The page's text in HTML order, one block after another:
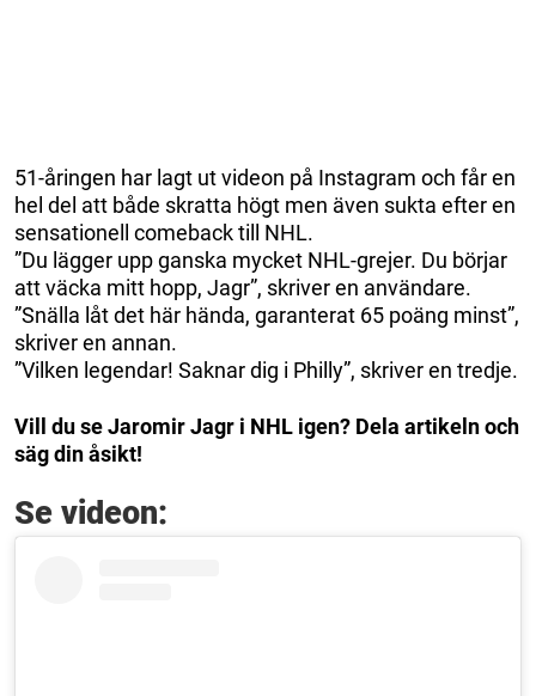
51-åringen har lagt ut videon på Instagram och får en
hel del att både skratta högt men även sukta efter en
sensationell comeback till NHL.
”Du lägger upp ganska mycket NHL-grejer. Du börjar
att väcka mitt hopp, Jagr”, skriver en användare.
”Snälla låt det här hända, garanterat 65 poäng minst”,
skriver en annan.
”Vilken legendar! Saknar dig i Philly”, skriver en tredje.
Vill du se Jaromir Jagr i NHL igen? Dela artikeln och
säg din åsikt!
Se videon: